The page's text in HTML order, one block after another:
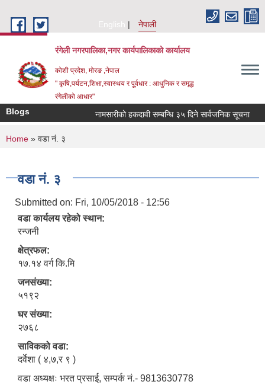
English
नेपाली
रंगेली नगरपालिका,नगर कार्यपालिकाको कार्यालय
कोशी प्रदेश, मोरङ ,नेपाल
" कृषि,पर्यटन,शिक्षा,स्वास्थय र पूूर्वधार : आधुनिक र समृद्ध
रंगेलीको आधार"
Blogs नामसारीको हकदावी सम्बन्धि ३५ दिने सार्वजनिक सूचना
You are here
Home » वडा नं. ३
वडा नं. ३
Submitted on: Fri, 10/05/2018 - 12:56
वडा कार्यलय रहेको स्थान:
रन्जनी
क्षेत्रफल:
१७.१४ वर्ग कि.मि
जनसंख्या:
५१९२
घर संख्या:
२७६८
साविकको वडा:
दर्वेशा ( ४,७,र ९ )
वडा अध्यक्षः भरत प्रसाई, सम्पर्क नं.- 9813630778